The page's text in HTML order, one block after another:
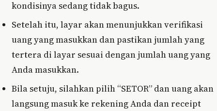
kondisinya sedang tidak bagus.
Setelah itu, layar akan menunjukkan verifikasi
uang yang masukkan dan pastikan jumlah yang
tertera di layar sesuai dengan jumlah uang yang
Anda masukkan.
Bila setuju, silahkan pilih “SETOR” dan uang akan
langsung masuk ke rekening Anda dan receipt